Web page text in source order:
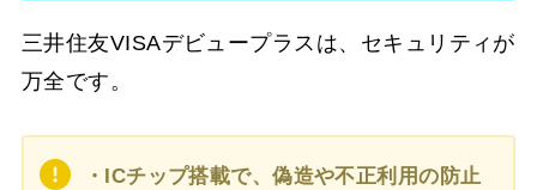
三井住友VISAデビュープラスは、セキュリティが
万全です。
・ICチップ搭載で、偽造や不正利用の防止